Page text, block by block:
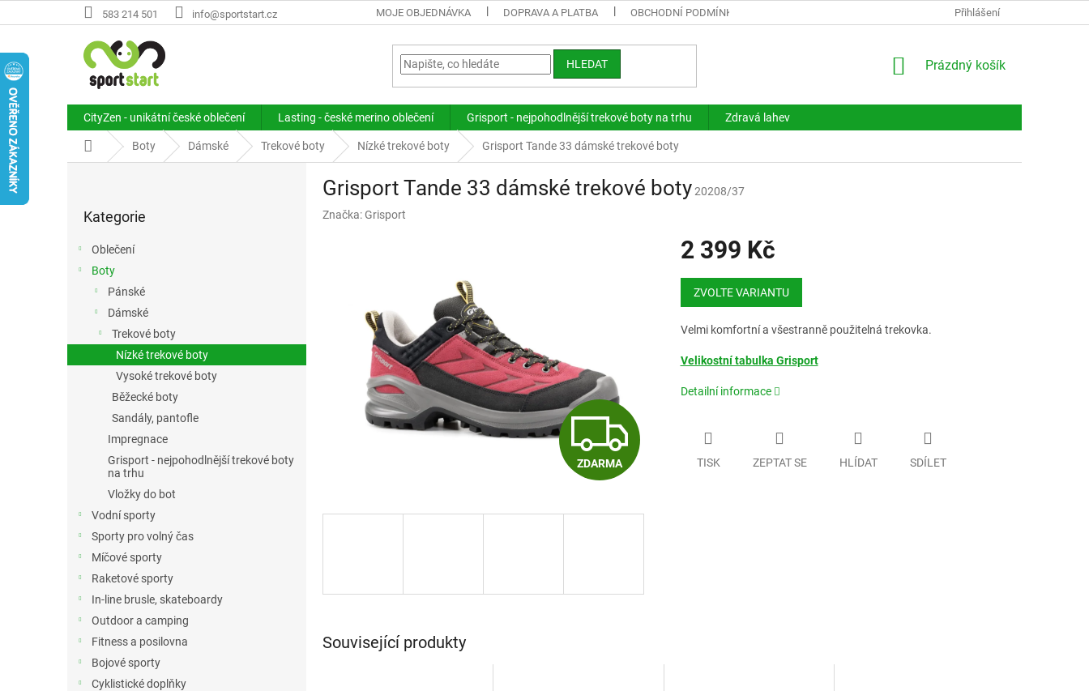
na
583 214 501 info@sportstart.cz MOJE OBJEDNÁVKA DOPRAVA A PLATBA OBCHODNÍ PODMÍNKY KONTAKTY
Přihlášení
HLEDAT
NÁKUPNÍ
Prázdný košík
CityZen - unikátní české oblečení Lasting - české merino oblečení Grisport - nejpohodlnější trekové boty na trhu Zdravá lahev
Domů Boty Dámské Trekové boty Nízké trekové boty Grisport Tande 33 dámské trekové boty
a
n
kategorie
Kategorie
Oblečení
Boty
Pánské
Dámské
Trekové boty
Nízké trekové boty
Vysoké trekové boty
Běžecké boty
Sandály, pantofle
Impregnace
Grisport - nejpohodlnější trekové boty
na trhu
Vložky do bot
Vodní sporty
Sporty pro volný čas
Míčové sporty
Raketové sporty
In-line brusle, skateboardy
Outdoor a camping
Fitness a posilovna
Bojové sporty
Cyklistické doplňky
Grisport Tande 33 dámské trekové boty20208/37
Značka: Grisport
Z
D
R
M
ZDARMA
2 399 Kč
Měrná
cena:
ZVOLTE VARIANTU
Velmi komfortní a všestranně použitelná trekovka.
Velikostní tabulka Grisport
Detailní informace
TISK ZEPTAT SE HLÍDAT SDÍLET
Související produkty